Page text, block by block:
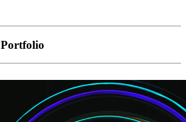
Portfolio